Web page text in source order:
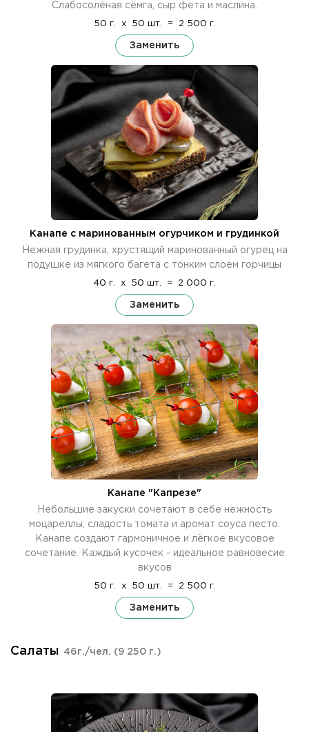
Слабосолёная сёмга, сыр фета и маслина.
50 г. x 50 шт. = 2 500 г.
Заменить
Канапе с маринованным огурчиком и грудинкой
Нежная грудинка, хрустящий маринованный огурец на
подушке из мягкого багета с тонким слоем горчицы
40 г. x 50 шт. = 2 000 г.
Заменить
Канапе "Капрезе"
Небольшие закуски сочетают в себе нежность
моцареллы, сладость томата и аромат соуса песто.
Канапе создают гармоничное и лёгкое вкусовое
сочетание. Каждый кусочек - идеальное равновесие
вкусов
50 г. x 50 шт. = 2 500 г.
Заменить
Салаты 46г./чел. (9 250 г.)